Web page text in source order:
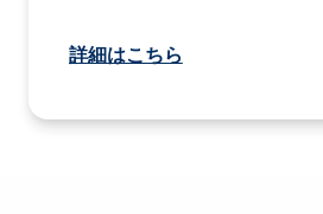
詳細はこちら